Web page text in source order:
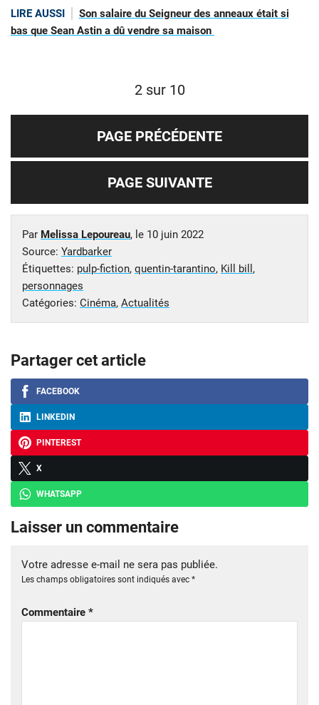
LIRE AUSSI
Son salaire du Seigneur des anneaux était si
bas que Sean Astin a dû vendre sa maison
2 sur 10
PAGE PRÉCÉDENTE
PAGE SUIVANTE
Par Melissa Lepoureau, le 10 juin 2022
Source: Yardbarker
Étiquettes: pulp-fiction, quentin-tarantino, Kill bill ,
personnages
Catégories: Cinéma, Actualités
Partager cet article
FACEBOOK
LINKEDIN
PINTEREST
X
WHATSAPP
Laisser un commentaire
Votre adresse e-mail ne sera pas publiée.
Les champs obligatoires sont indiqués avec *
Commentaire *